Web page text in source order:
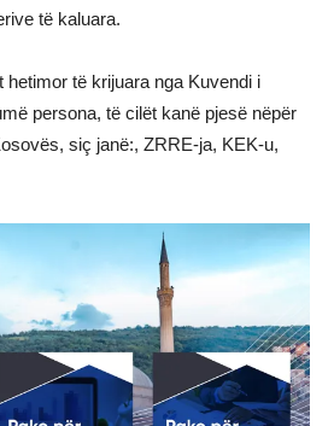
të kaluara.
hetimor të krijuara nga Kuvendi i
persona, të cilët kanë pjesë nëpër
siç janë:, ZRRE-ja, KEK-u,